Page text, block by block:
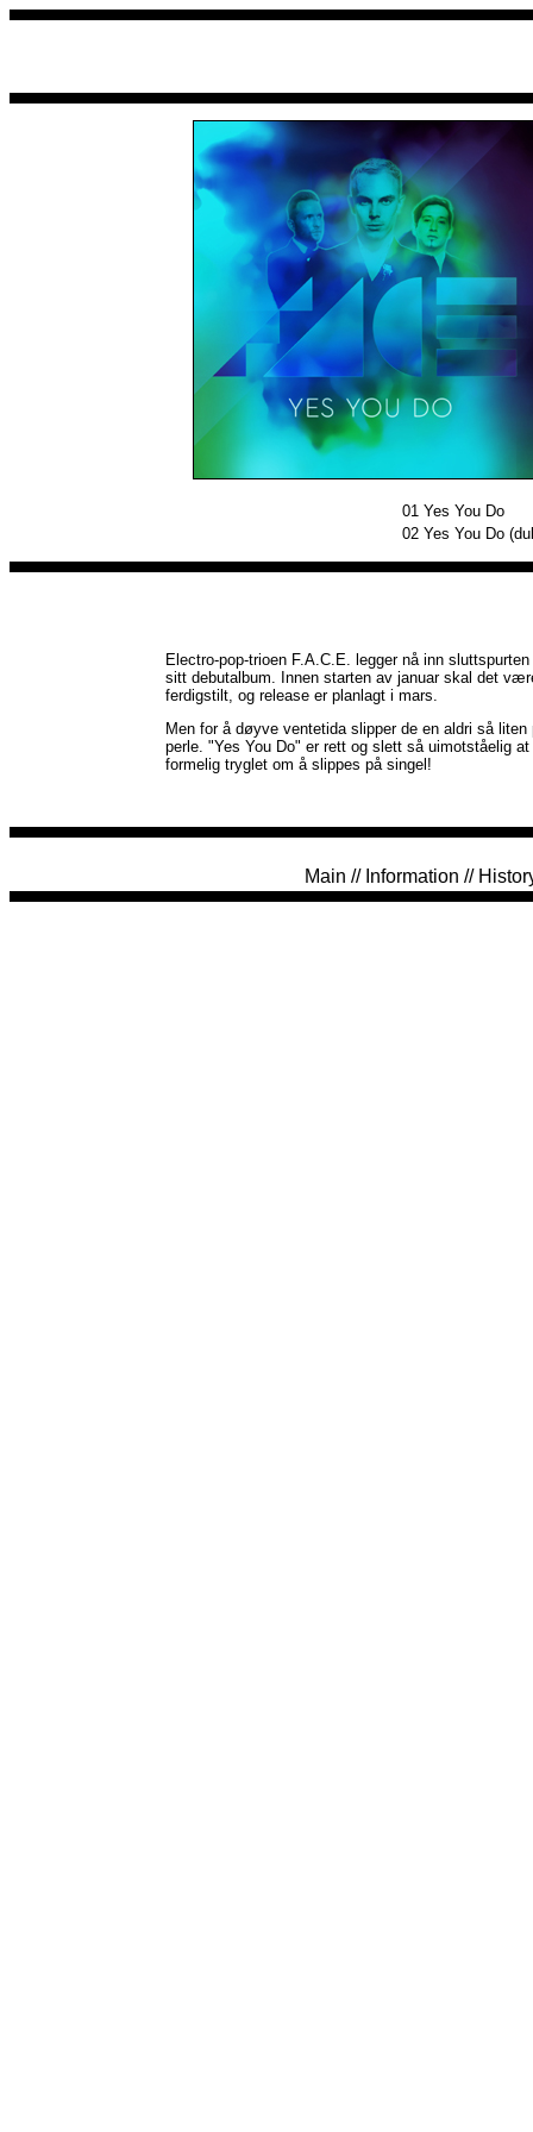
01 Yes You Do
02 Yes You Do
Electro-pop-trioen F.A.C.E. legger nå inn sluttspurten
sitt debutalbum. Innen starten av januar skal det
ferdigstilt, og release er planlagt i mars.
Men for å døyve ventetida slipper de en aldri så liten
perle. "Yes You Do" er rett og slett så uimotståelig at
formelig tryglet om å slippes på singel!
Main // Information //